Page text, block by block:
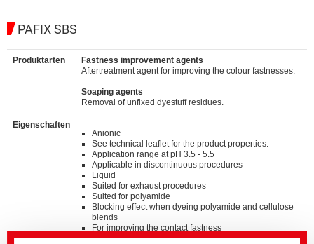
PAFIX SBS
Produktarten
Fastness improvement agents
Aftertreatment agent for improving the colour fastnesses.
Soaping agents
Removal of unfixed dyestuff residues.
Eigenschaften
Anionic
See technical leaflet for the product properties.
Application range at pH 3.5 - 5.5
Applicable in discontinuous procedures
Liquid
Suited for exhaust procedures
Suited for polyamide
Blocking effect when dyeing polyamide and cellulose
blends
For improving the contact fastness
For improving the washfastness